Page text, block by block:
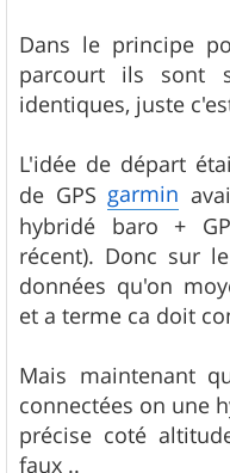
Dans le principe
parcourt ils sont
identiques, juste
L'idée de départ
de GPS garmin
hybridé baro +
récent). Donc sur
données qu'on
et a terme ca doit
Mais maintenant
connectées on une
précise coté
faux ..